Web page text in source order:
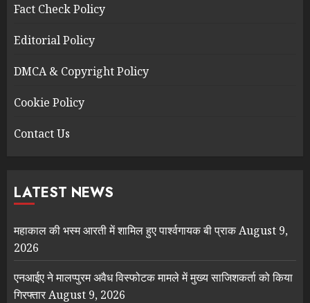
Fact Check Policy
Editorial Policy
DMCA & Copyright Policy
Cookie Policy
Contact Us
LATEST NEWS
महाकाल की भस्म आरती में शामिल हुए पार्श्वगायक बी प्राकAugust 9,
2026
एनआईए ने मालप्पुरम अवैध विस्फोटक मामले में मुख्य साजिशकर्ता को किया
गिरफ्तारAugust 9, 2026